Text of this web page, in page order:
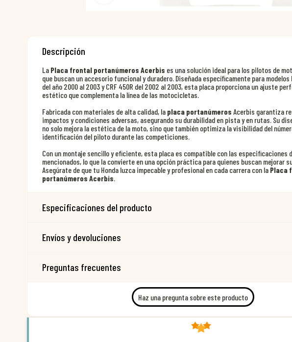
Descripción
La Placa frontal portanúmeros Acerbis es una solución ideal para los pilotos de
que buscan un accesorio funcional y duradero. Diseñada específicamente para modelos
del año 2000 al 2003 y CRF 450R del 2002 al 2003, esta placa proporciona un ajuste
estético que complementa la línea de las motocicletas.
Fabricada con materiales de alta calidad, la placa portanúmeros Acerbis garantiza
impactos y condiciones adversas, asegurando su durabilidad en pista y en rutas. Su
no solo mejora la estética de la moto, sino que también optimiza la visibilidad del
identificación del piloto durante las competiciones.
Con un montaje sencillo y eficiente, esta placa es compatible con las especificaciones
mencionados, lo que la convierte en una opción práctica para quienes buscan mejorar
Asegúrate de que tu Honda luzca impecable y profesional en cada carrera con la Placa
portanúmeros Acerbis.
Especificaciones del producto
Envíos y devoluciones
Preguntas frecuentes
Haz una pregunta sobre este producto